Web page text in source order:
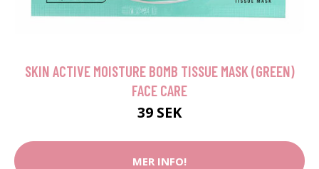
SKIN ACTIVE MOISTURE BOMB TISSUE MASK (GREEN)
FACE CARE
39 SEK
MER INFO!